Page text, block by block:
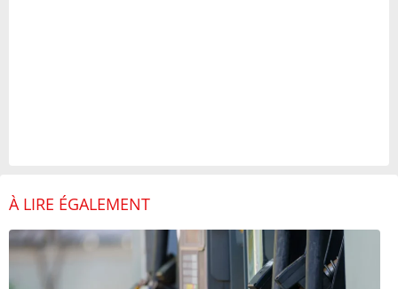
À LIRE ÉGALEMENT